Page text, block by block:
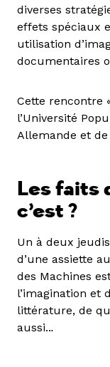
diverses
effets spéciaux
utilisation
documentaires
Cette rencontre
l’Université
Allemande et
Les faits
c’est ?
Un à deux
d’une assiette
des Machines
l’imagination et
littérature, de
aussi...